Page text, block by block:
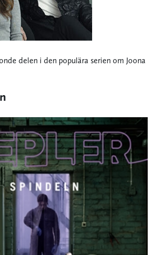
delen i den populära serien om Joona